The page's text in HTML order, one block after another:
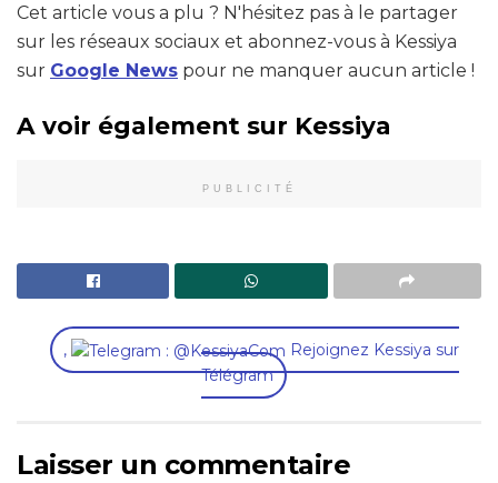
Cet article vous a plu ? N'hésitez pas à le partager
sur les réseaux sociaux et abonnez-vous à Kessiya
sur Google News pour ne manquer aucun article !
A voir également sur Kessiya
PUBLICITÉ
,
Rejoignez Kessiya sur
Télégram
Laisser un commentaire